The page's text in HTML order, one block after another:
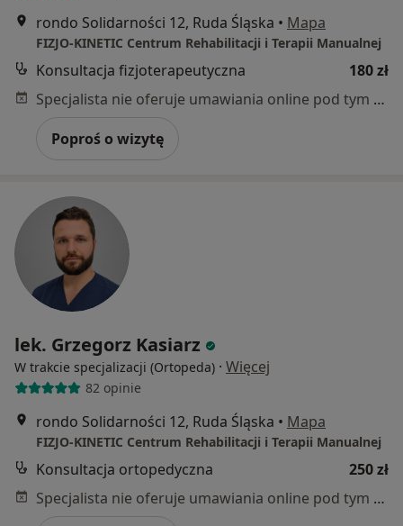
rondo Solidarności 12, Ruda Śląska • Mapa
FIZJO-KINETIC Centrum Rehabilitacji i Terapii Manualnej
Konsultacja fizjoterapeutyczna
180 zł
Specjalista nie oferuje umawiania online pod tym adresem.
Poproś o wizytę
lek. Grzegorz Kasiarz
W trakcie specjalizacji (Ortopeda) · Więcej
82 opinie
rondo Solidarności 12, Ruda Śląska • Mapa
FIZJO-KINETIC Centrum Rehabilitacji i Terapii Manualnej
Konsultacja ortopedyczna
250 zł
Specjalista nie oferuje umawiania online pod tym adresem.